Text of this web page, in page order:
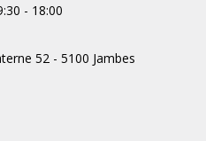
- 18:00
52 - 5100 Jambes